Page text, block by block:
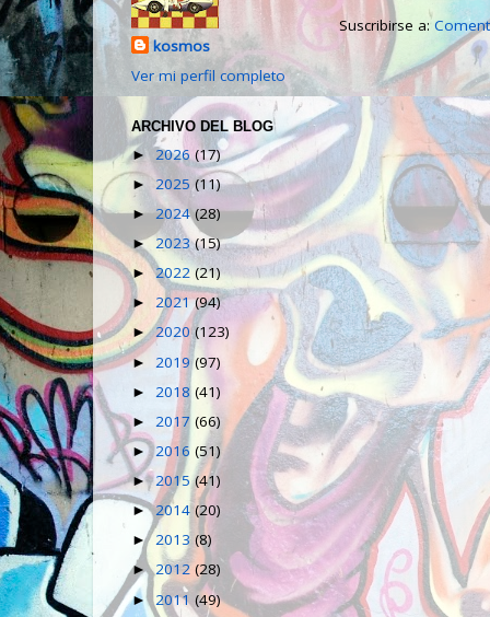
Suscribirse a:
kosmos
Ver mi perfil completo
ARCHIVO DEL BLOG
► 2026(17)
► 2025(11)
► 2024(28)
► 2023(15)
►2022(21)
► 2021(94)
►2020(123)
► 2019(97)
► 2018 (41)
► 2017 (66)
► 2016 (51)
►2015(41)
►2014 (20)
► 2013 (8)
►2012(28)
►2011 (49)